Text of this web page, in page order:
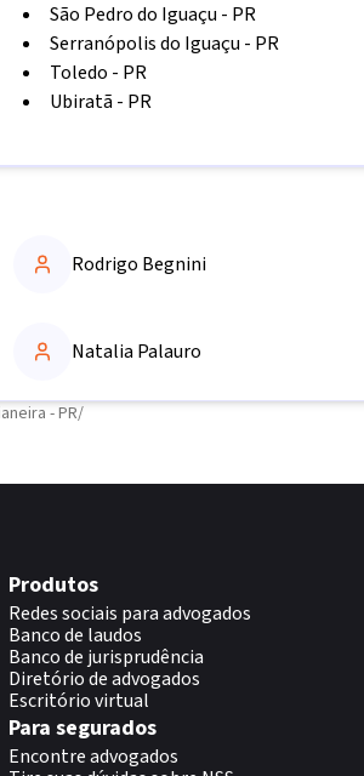
São Pedro do Iguaçu - PR
Serranópolis do Iguaçu - PR
Toledo - PR
Ubiratã - PR
Rodrigo Begnini
Natalia Palauro
- PR/
Produtos
Redes sociais para advogados
Banco de laudos
Banco de jurisprudência
Diretório de advogados
Escritório virtual
Para segurados
Encontre advogados